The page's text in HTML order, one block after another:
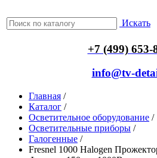
Искать
+7 (499) 653-
info@tv-
Главная /
Каталог /
Осветительное оборудование /
Осветительные приборы /
Галогенные /
Fresnel 1000 Halogen